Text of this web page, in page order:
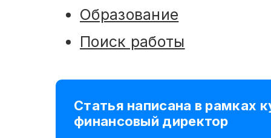
Образование
Поиск работы
Статья написана в рамках
финансовый директор